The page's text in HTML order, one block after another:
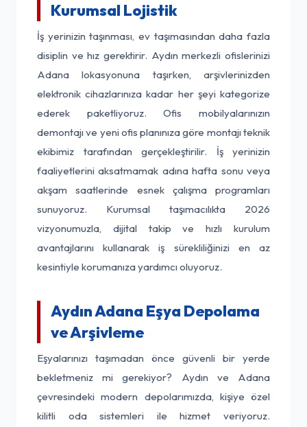
Kurumsal Lojistik
İş yerinizin taşınması, ev taşımasından daha fazla
disiplin ve hız gerektirir. Aydın merkezli ofislerinizi
Adana lokasyonuna taşırken, arşivlerinizden
elektronik cihazlarınıza kadar her şeyi kategorize
ederek paketliyoruz. Ofis mobilyalarınızın
demontajı ve yeni ofis planınıza göre montajı teknik
ekibimiz tarafından gerçekleştirilir. İş yerinizin
faaliyetlerini aksatmamak adına hafta sonu veya
akşam saatlerinde esnek çalışma programları
sunuyoruz. Kurumsal taşımacılıkta 2026
vizyonumuzla, dijital takip ve hızlı kurulum
avantajlarını kullanarak iş sürekliliğinizi en az
kesintiyle korumanıza yardımcı oluyoruz.
Aydın Adana Eşya Depolama
ve Arşivleme
Eşyalarınızı taşımadan önce güvenli bir yerde
bekletmeniz mi gerekiyor? Aydın ve Adana
çevresindeki modern depolarımızda, kişiye özel
kilitli oda sistemleri ile hizmet veriyoruz.